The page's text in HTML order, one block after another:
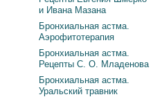
и Ивана Мазана
Бронхиальная астма.
Аэрофитотерапия
Бронхиальная астма.
Рецепты С. О. Младенова
Бронхиальная астма.
Уральский травник